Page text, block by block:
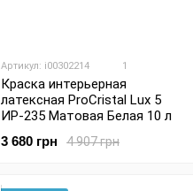
Артикул: i00302214 1
Краска интерьерная
латексная ProCristal Lux 5
ИР-235 Матовая Белая 10 л
4 907 грн
3 680 грн